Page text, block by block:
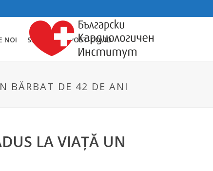
NOI SINDROMUL POST-COVID
BĂRBAT DE 42 DE ANI
LA VIAȚĂ UN